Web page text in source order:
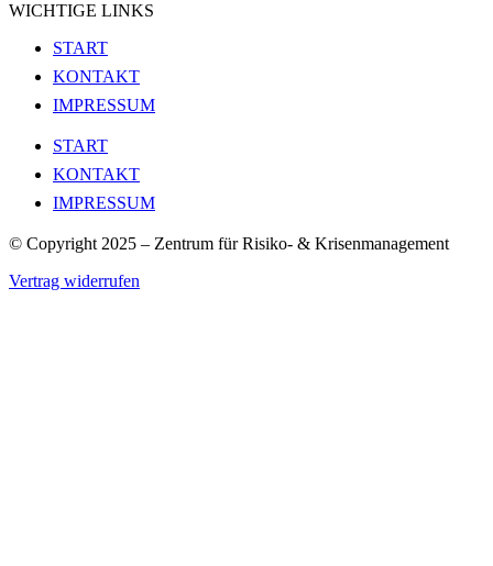
WICHTIGE LINKS
START
KONTAKT
IMPRESSUM
START
KONTAKT
IMPRESSUM
© Copyright 2025 – Zentrum für Risiko- & Krisenmanagement
Vertrag widerrufen